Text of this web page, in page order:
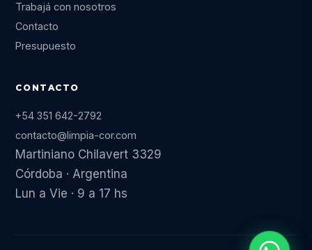
Trabajá con nosotros
Contacto
Presupuesto
CONTACTO
+54 351 642-2792
contacto@limpia-cor.com
Martiniano Chilavert 3329
Córdoba · Argentina
Lun a Vie · 9 a 17 hs